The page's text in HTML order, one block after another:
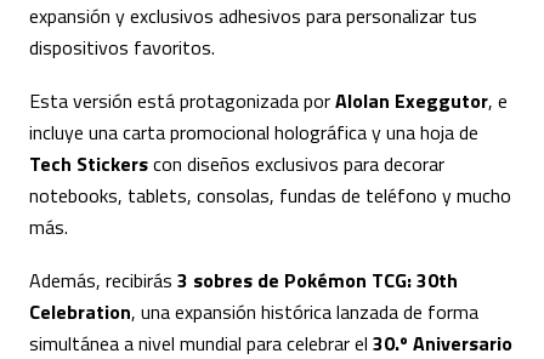
expansión y exclusivos adhesivos para personalizar tus
dispositivos favoritos.
Esta versión está protagonizada porAlolan Exeggutor, e
incluye una carta promocional holográfica y una hoja de
Tech Stickerscon diseños exclusivos para decorar
notebooks, tablets, consolas, fundas de teléfono y mucho
más.
Además, recibirás 3 sobres de Pokémon TCG: 30th
Celebration, una expansión histórica lanzada de forma
simultánea a nivel mundial para celebrar el 30.º Aniversario